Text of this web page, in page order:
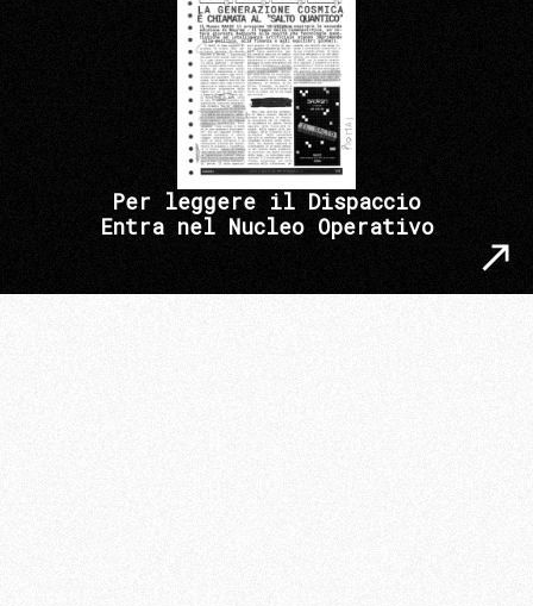
Per leggere il Dispaccio
Entra nel Nucleo Operativo